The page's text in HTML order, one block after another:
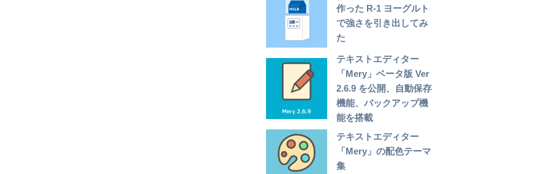
作った R-1 ヨーグルト
で強さを引き出してみ
た
テキストエディター
「Mery」ベータ版 Ver
2.6.9 を公開、自動保存
機能、バックアップ機
能を搭載
テキストエディター
「Mery」の配色テーマ
集